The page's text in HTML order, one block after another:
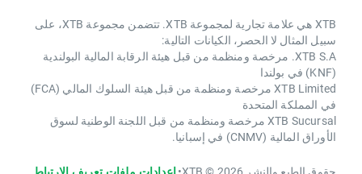
XTB هي علامة تجارية لمجموعة XTB. تتضمن مجموعة XTB، على
سبيل المثال لا الحصر، الكيانات التالية:
XTB S.A. مرخصة ومنظمة من قبل هيئة الرقابة المالية البولندية
(KNF) في بولندا
XTB Limited مرخصة ومنظمة من قبل هيئة السلوك المالي (FCA)
في المملكة المتحدة
XTB Sucursal مرخصة ومنظمة من قبل اللجنة الوطنية لسوق
الأوراق المالية (CNMV) في إسبانيا.